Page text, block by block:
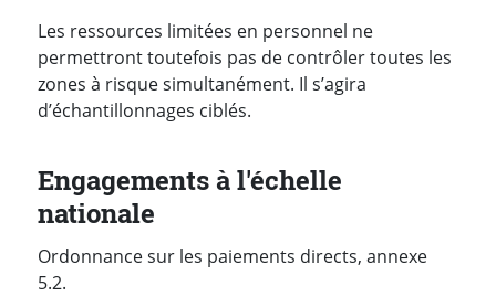
Les ressources limitées en personnel ne
permettront toutefois pas de contrôler toutes les
zones à risque simultanément. Il s’agira
d’échantillonnages ciblés.
Engagements à l'échelle
nationale
Ordonnance sur les paiements directs, annexe
5.2.